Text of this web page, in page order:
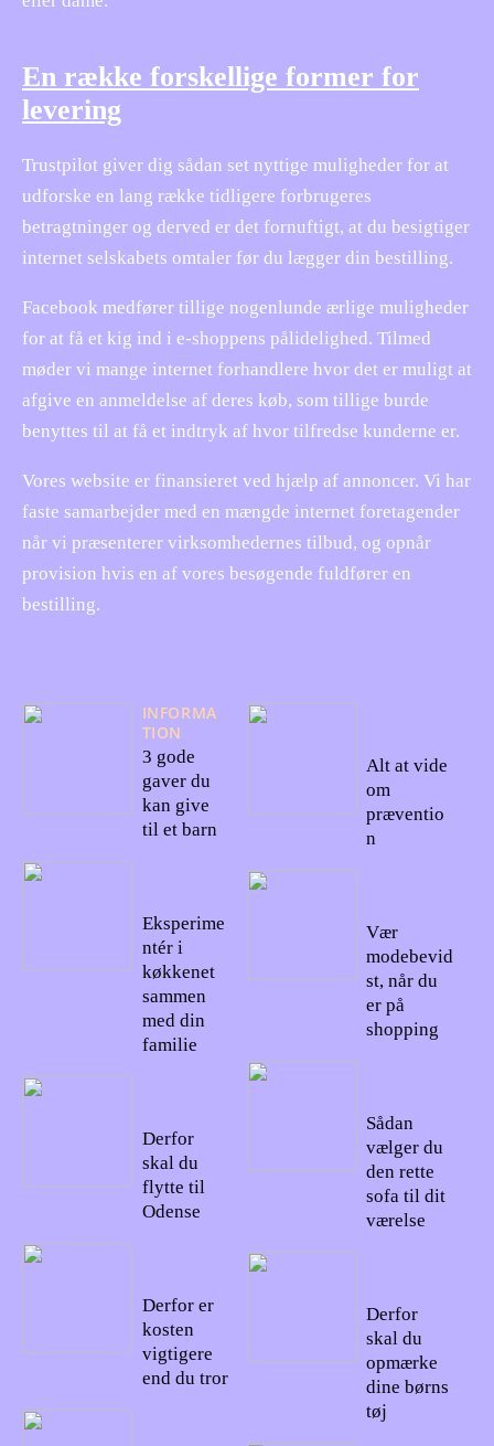
En række forskellige former for
levering
Trustpilot giver dig sådan set nyttige muligheder for at
udforske en lang række tidligere forbrugeres
betragtninger og derved er det fornuftigt, at du besigtiger
internet selskabets omtaler før du lægger din bestilling.
Facebook medfører tillige nogenlunde ærlige muligheder
for at få et kig ind i e-shoppens pålidelighed. Tilmed
møder vi mange internet forhandlere hvor det er muligt at
afgive en anmeldelse af deres køb, som tillige burde
benyttes til at få et indtryk af hvor tilfredse kunderne er.
Vores website er finansieret ved hjælp af annoncer. Vi har
faste samarbejder med en mængde internet foretagender
når vi præsenterer virksomhedernes tilbud, og opnår
provision hvis en af vores besøgende fuldfører en
bestilling.
INFORMA
TION
3 gode
gaver du
kan give
til et barn
Eksperime
ntér i
køkkenet
sammen
med din
familie
Derfor
skal du
flytte til
Odense
Derfor er
kosten
vigtigere
end du tror
Alt at vide
om
præventio
n
Vær
modebevid
st, når du
er på
shopping
Sådan
vælger du
den rette
sofa til dit
værelse
Derfor
skal du
opmærke
dine børns
tøj